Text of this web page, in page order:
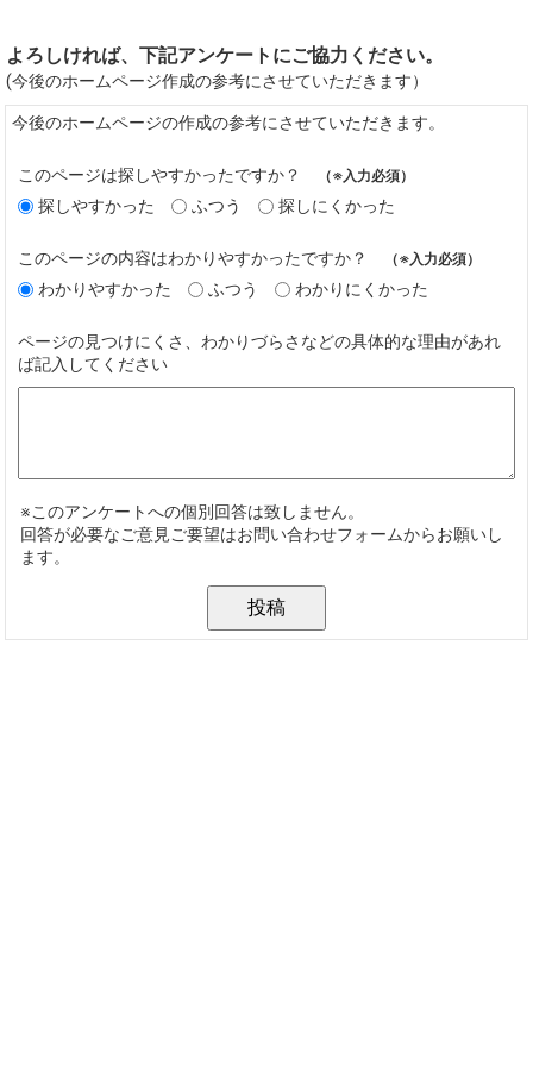
よろしければ、下記アンケートにご協力ください。
(今後のホームページ作成の参考にさせていただきます）
今後のホームページの作成の参考にさせていただきます。
このページは探しやすかったですか？ （※入力必須）
探しやすかった ふつう 探しにくかった
このページの内容はわかりやすかったですか？ （※入力必須）
わかりやすかった ふつう わかりにくかった
ページの見つけにくさ、わかりづらさなどの具体的な理由があれ
ば記入してください
※このアンケートへの個別回答は致しません。
回答が必要なご意見ご要望はお問い合わせフォームからお願いし
ます。